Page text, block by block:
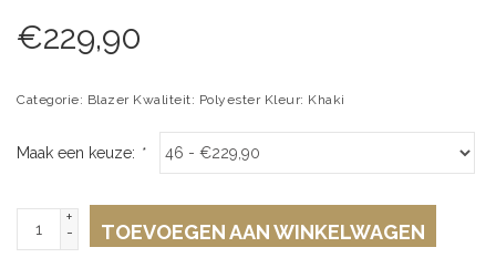
€229,90
Categorie: Blazer Kwaliteit: Polyester Kleur: Khaki
Maak een keuze: *
+
-
TOEVOEGEN AAN WINKELWAGEN